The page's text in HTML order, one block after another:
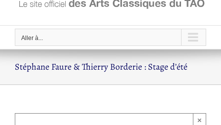
Aller à...
Stéphane Faure & Thierry Borderie : Stage d’été
×